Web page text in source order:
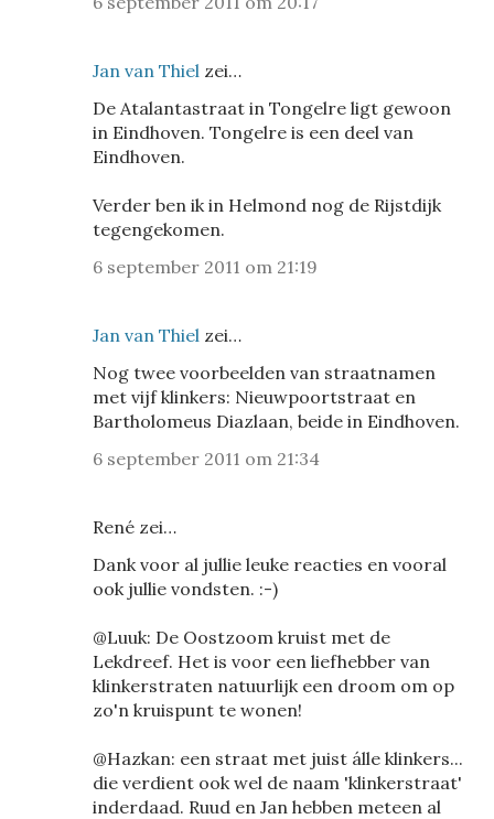
Jan van Thiel zei…
De Atalantastraat in Tongelre ligt gewoon
in Eindhoven. Tongelre is een deel van
Eindhoven.
Verder ben ik in Helmond nog de Rijstdijk
tegengekomen.
6 september 2011 om 21:19
Jan van Thiel zei…
Nog twee voorbeelden van straatnamen
met vijf klinkers: Nieuwpoortstraat en
Bartholomeus Diazlaan, beide in Eindhoven.
6 september 2011 om 21:34
René zei…
Dank voor al jullie leuke reacties en vooral
ook jullie vondsten. :-)
@Luuk: De Oostzoom kruist met de
Lekdreef. Het is voor een liefhebber van
klinkerstraten natuurlijk een droom om op
zo'n kruispunt te wonen!
@Hazkan: een straat met juist álle klinkers...
die verdient ook wel de naam 'klinkerstraat'
inderdaad. Ruud en Jan hebben meteen al